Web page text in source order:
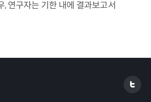
연구자는 기한 내에 결과보고서